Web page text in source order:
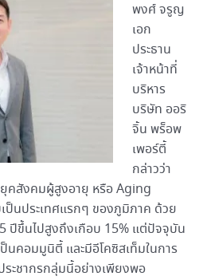
พงศ์ จรูญ
เอก
ประธาน
เจ้าหน้าที่
บริหาร
บริษัท ออริ
จิ้น พร็อพ
เพอร์ตี้
กล่าวว่า
ยุคสังคมผู้สูงอายุ หรือ Aging
ป็นประเทศแรกๆ ของภูมิภาค ด้วย
ปีขึ้นไปสูงถึงเกือบ 15% แต่ปัจจุบัน
นคอมมูนิตี้ และมีอีโคซิสเท็มในการ
ะชากรกลุ่มนี้อย่างเพียงพอ